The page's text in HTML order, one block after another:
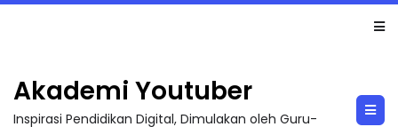
Akademi Youtuber
Inspirasi Pendidikan Digital, Dimulakan oleh Guru-